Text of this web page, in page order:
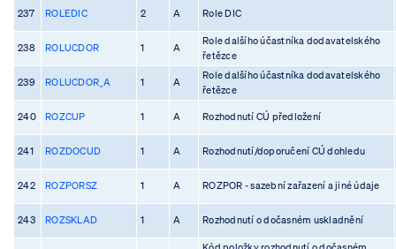
237 ROLEDIC 2 A Role DIC
238 ROLUCDOR 1 A
Role dalšího účastníka dodavatelského
řetězce
239 ROLUCDOR_A 1 A
Role dalšího účastníka dodavatelského
řetězce
240 ROZCUP 1 A Rozhodnutí CÚ předložení
241 ROZDOCUD 1 A Rozhodnutí/doporučení CÚ dohledu
242 ROZPORSZ 1 A ROZPOR - sazební zařazení a jiné údaje
243 ROZSKLAD 1 A Rozhodnutí o dočasném uskladnění